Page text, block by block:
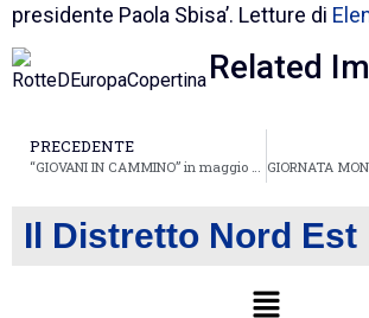
presidente Paola Sbisa’. Letture di
Related
PRECEDENTE
Il Distretto Nord Est